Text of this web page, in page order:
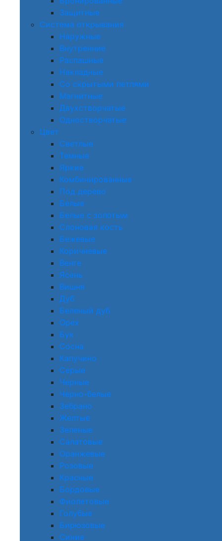
Защитные
Система открывания
Наружные
Внутренние
Распашные
Накладные
Со скрытыми петлями
Магнитные
Двухстворчатые
Одностворчатые
Цвет
Светлые
Темные
Яркие
Комбинированные
Под дерево
Белые
Белые с золотым
Слоновая кость
Бежевые
Коричневые
Венге
Ясень
Вишня
Дуб
Беленый дуб
Орех
Бук
Сосна
Капучино
Серые
Черные
Черно-белые
Зебрано
Желтые
Зеленые
Салатовые
Оранжевые
Розовые
Красные
Бордовые
Фиолетовые
Голубые
Бирюзовые
Синие